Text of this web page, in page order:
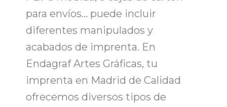
para envíos… puede incluir
diferentes manipulados y
acabados de imprenta. En
Endagraf Artes Gráficas, tu
imprenta en Madrid de Calidad
ofrecemos diversos tipos de